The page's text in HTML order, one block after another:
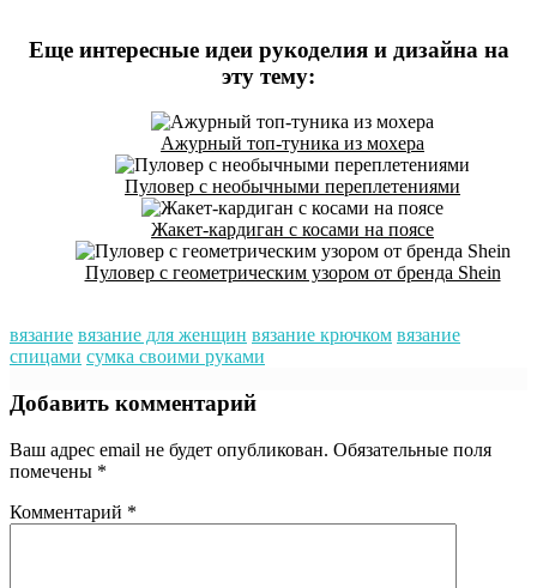
Еще интересные идеи рукоделия и дизайна на
эту тему:
Ажурный топ-туника из мохера
Пуловер с необычными переплетениями
Жакет-кардиган с косами на поясе
Пуловер с геометрическим узором от бренда Shein
вязание вязание для женщин вязание крючком вязание
спицами сумка своими руками
Добавить комментарий
Ваш адрес email не будет опубликован. Обязательные поля
помечены *
Комментарий *